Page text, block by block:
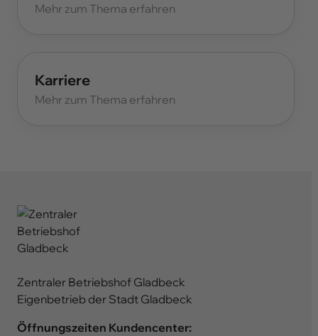
Mehr zum Thema erfahren
Karriere
Mehr zum Thema erfahren
Zentraler Betriebshof Gladbeck
Eigenbetrieb der Stadt Gladbeck
Öffnungszeiten Kundencenter: